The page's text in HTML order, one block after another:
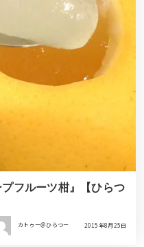
プフルーツ柑』【ひらつ
カトゥー＠ひらつー 2015年8月25日